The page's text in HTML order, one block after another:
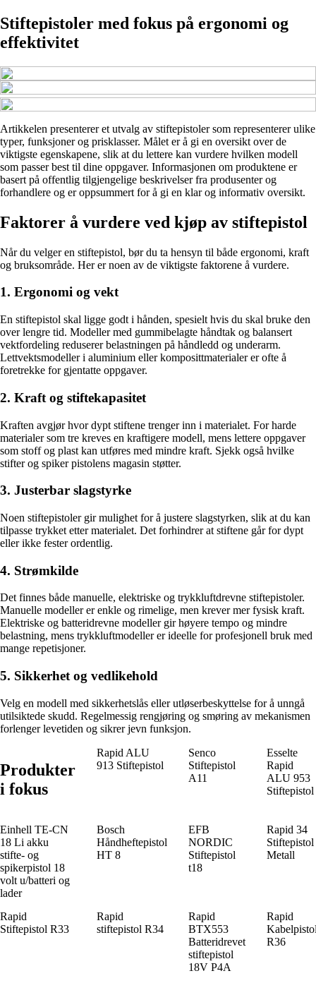
Stiftepistoler med fokus på ergonomi og
effektivitet
Artikkelen presenterer et utvalg av stiftepistoler som representerer ulike
typer, funksjoner og prisklasser. Målet er å gi en oversikt over de
viktigste egenskapene, slik at du lettere kan vurdere hvilken modell
som passer best til dine oppgaver. Informasjonen om produktene er
basert på offentlig tilgjengelige beskrivelser fra produsenter og
forhandlere og er oppsummert for å gi en klar og informativ oversikt.
Faktorer å vurdere ved kjøp av stiftepistol
Når du velger en stiftepistol, bør du ta hensyn til både ergonomi, kraft
og bruksområde. Her er noen av de viktigste faktorene å vurdere.
1. Ergonomi og vekt
En stiftepistol skal ligge godt i hånden, spesielt hvis du skal bruke den
over lengre tid. Modeller med gummibelagte håndtak og balansert
vektfordeling reduserer belastningen på håndledd og underarm.
Lettvektsmodeller i aluminium eller komposittmaterialer er ofte å
foretrekke for gjentatte oppgaver.
2. Kraft og stiftekapasitet
Kraften avgjør hvor dypt stiftene trenger inn i materialet. For harde
materialer som tre kreves en kraftigere modell, mens lettere oppgaver
som stoff og plast kan utføres med mindre kraft. Sjekk også hvilke
stifter og spiker pistolens magasin støtter.
3. Justerbar slagstyrke
Noen stiftepistoler gir mulighet for å justere slagstyrken, slik at du kan
tilpasse trykket etter materialet. Det forhindrer at stiftene går for dypt
eller ikke fester ordentlig.
4. Strømkilde
Det finnes både manuelle, elektriske og trykkluftdrevne stiftepistoler.
Manuelle modeller er enkle og rimelige, men krever mer fysisk kraft.
Elektriske og batteridrevne modeller gir høyere tempo og mindre
belastning, mens trykkluftmodeller er ideelle for profesjonell bruk med
mange repetisjoner.
5. Sikkerhet og vedlikehold
Velg en modell med sikkerhetslås eller utløserbeskyttelse for å unngå
utilsiktede skudd. Regelmessig rengjøring og smøring av mekanismen
forlenger levetiden og sikrer jevn funksjon.
Produkter
i fokus
Rapid ALU
913 Stiftepistol
Senco
Stiftepistol
A11
Esselte
Rapid
ALU 953
Stiftepistol
Einhell TE-CN
18 Li akku
stifte- og
spikerpistol 18
volt u/batteri og
lader
Bosch
Håndheftepistol
HT 8
EFB
NORDIC
Stiftepistol
t18
Rapid 34
Stiftepistol
Metall
Rapid
Stiftepistol R33
Rapid
stiftepistol R34
Rapid
BTX553
Batteridrevet
stiftepistol
18V P4A
Rapid
R36